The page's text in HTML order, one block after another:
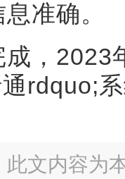
准确。
，2023
rdquo;
文内容为